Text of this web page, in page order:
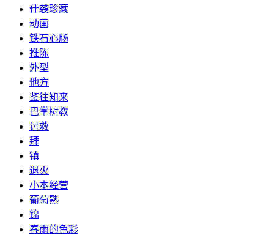
什袭珍藏
动画
铁石心肠
推陈
外型
他方
鉴往知来
巴掌树教
讨救
拜
镇
退火
小本经营
葡萄熟
锦
春雨的色彩